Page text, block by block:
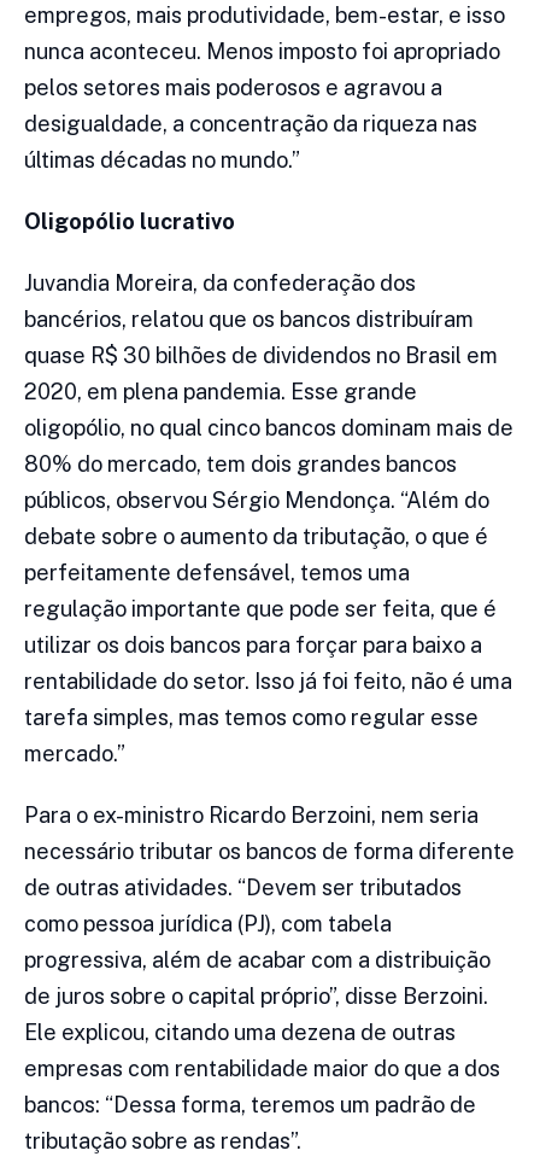
empregos, mais produtividade, bem-estar, e isso
nunca aconteceu. Menos imposto foi apropriado
pelos setores mais poderosos e agravou a
desigualdade, a concentração da riqueza nas
últimas décadas no mundo.”
Oligopólio lucrativo
Juvandia Moreira, da confederação dos
bancérios, relatou que os bancos distribuíram
quase R$ 30 bilhões de dividendos no Brasil em
2020, em plena pandemia. Esse grande
oligopólio, no qual cinco bancos dominam mais de
80% do mercado, tem dois grandes bancos
públicos, observou Sérgio Mendonça. “Além do
debate sobre o aumento da tributação, o que é
perfeitamente defensável, temos uma
regulação importante que pode ser feita, que é
utilizar os dois bancos para forçar para baixo a
rentabilidade do setor. Isso já foi feito, não é uma
tarefa simples, mas temos como regular esse
mercado.”
Para o ex-ministro Ricardo Berzoini, nem seria
necessário tributar os bancos de forma diferente
de outras atividades. “Devem ser tributados
como pessoa jurídica (PJ), com tabela
progressiva, além de acabar com a distribuição
de juros sobre o capital próprio”, disse Berzoini.
Ele explicou, citando uma dezena de outras
empresas com rentabilidade maior do que a dos
bancos: “Dessa forma, teremos um padrão de
tributação sobre as rendas”.